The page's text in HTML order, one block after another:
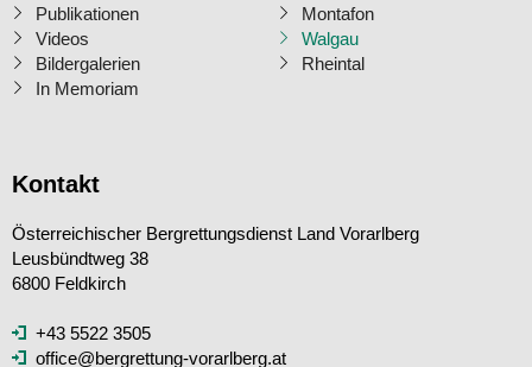
Publikationen
Videos
Bildergalerien
In Memoriam
Montafon
Walgau
Rheintal
Kontakt
Österreichischer Bergrettungsdienst Land Vorarlberg
Leusbündtweg 38
6800 Feldkirch
+43 5522 3505
office@bergrettung-vorarlberg.at